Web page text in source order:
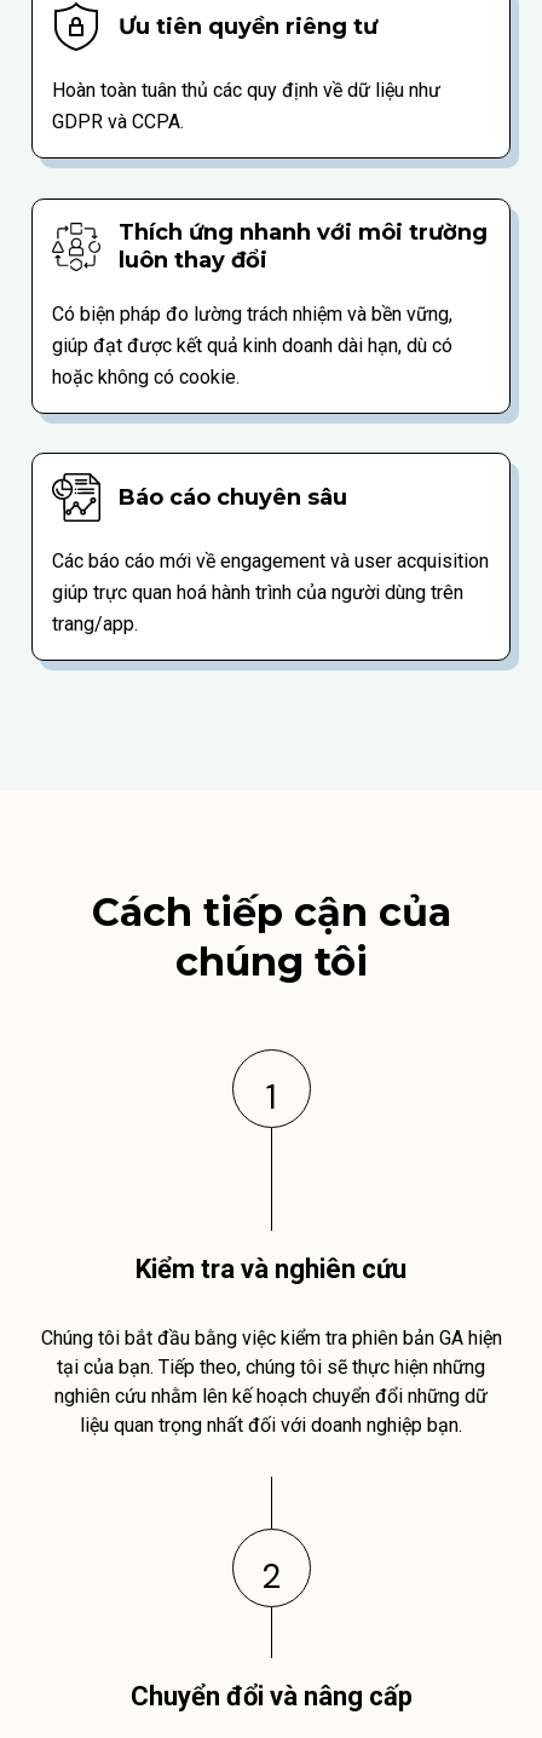
Ưu tiên quyền riêng tư
Hoàn toàn tuân thủ các quy định về dữ liệu như
GDPR và CCPA.
Thích ứng nhanh với môi trường
luôn thay đổi
Có biện pháp đo lường trách nhiệm và bền vững,
giúp đạt được kết quả kinh doanh dài hạn, dù có
hoặc không có cookie.
Báo cáo chuyên sâu
Các báo cáo mới về engagement và user acquisition
giúp trực quan hoá hành trình của người dùng trên
trang/app.
Cách tiếp cận của
chúng tôi
1
Kiểm tra và nghiên cứu
Chúng tôi bắt đầu bằng việc kiểm tra phiên bản GA hiện
tại của bạn. Tiếp theo, chúng tôi sẽ thực hiện những
nghiên cứu nhằm lên kế hoạch chuyển đổi những dữ
liệu quan trọng nhất đối với doanh nghiệp bạn.
2
Chuyển đổi và nâng cấp